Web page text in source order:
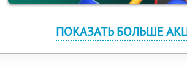
ПОКАЗАТЬ БОЛЬШЕ